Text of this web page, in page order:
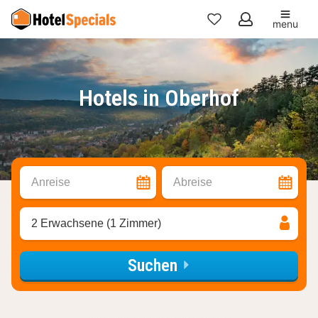
Meine
Favoriten
menu
Hotels in Oberhof
Anreise Abreise
2 Erwachsene (1 Zimmer)
Suchen